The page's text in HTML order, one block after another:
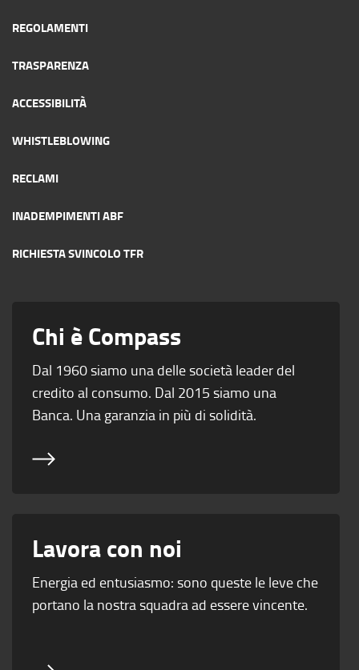
REGOLAMENTI
TRASPARENZA
ACCESSIBILITÀ
WHISTLEBLOWING
RECLAMI
INADEMPIMENTI ABF
RICHIESTA SVINCOLO TFR
Chi è Compass
Dal 1960 siamo una delle società leader del
credito al consumo. Dal 2015 siamo una
Banca. Una garanzia in più di solidità.
Lavora con noi
Energia ed entusiasmo: sono queste le leve che
portano la nostra squadra ad essere vincente.